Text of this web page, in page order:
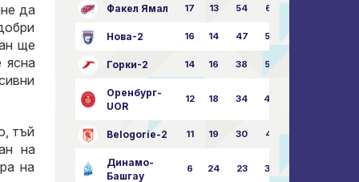
да
ще
ясна
тъй
на
на
Факел Ямал 17 13 54 65:52
Нова-2 16 14 47 58:57
Горки-2 14 16 38 50:63
Оренбург-
UOR
12 18 34 49:67
Belogorie-2 11 19 30 44:71
Динамо-
Башгау
6 24 23 36:75